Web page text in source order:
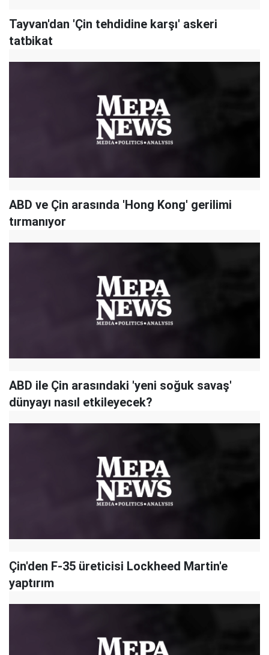
Tayvan'dan 'Çin tehdidine karşı' askeri
tatbikat
ABD ve Çin arasında 'Hong Kong' gerilimi
tırmanıyor
ABD ile Çin arasındaki 'yeni soğuk savaş'
dünyayı nasıl etkileyecek?
Çin'den F-35 üreticisi Lockheed Martin'e
yaptırım